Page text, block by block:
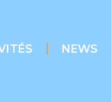
NEWS